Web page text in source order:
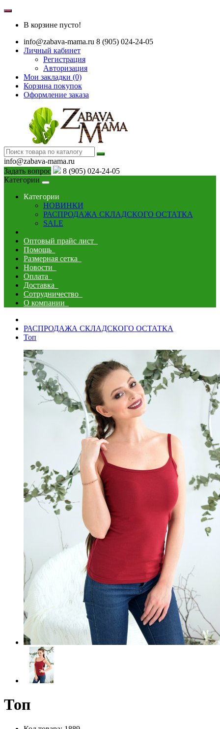
В корзине пусто!
info@zabava-mama.ru 8 (905) 024-24-05
Личный кабинет
Регистрация
Авторизация
Мои закладки (0)
Корзина покупок
Оформление заказа
info@zabava-mama.ru
Задать вопрос
8 (905) 024-24-05
Категории
Категории
НОВИНКИ
РАСПРОДАЖА СКЛАДСКОГО ОСТАТКА
SALE
Оптовый прайс лист
Помощь
Размерная сетка
Новости
Оплата
Доставка
Сотрудничество
О компании
РАСПРОДАЖА СКЛАДСКОГО ОСТАТКА
Топ
Топ